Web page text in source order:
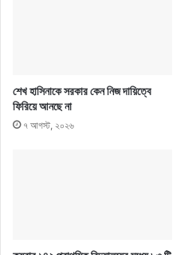
শেখ হাসিনাকে সরকার কেন নিজ দায়িত্বে
ফিরিয়ে আনছে না
৭ আগস্ট, ২০২৬